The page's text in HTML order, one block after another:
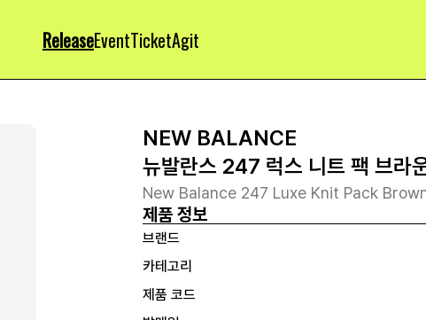
ReleaseEventTicketAgit
NEW BALANCE
뉴발란스 247 럭스 니트 팩 브라
New Balance 247 Luxe Knit Pack
제품 정보
브랜드
카테고리
제품 코드